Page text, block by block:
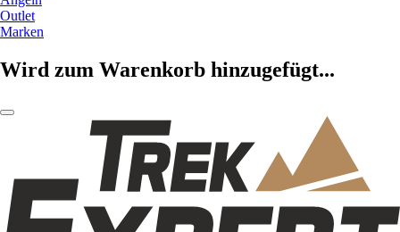
Outlet
Marken
Wird zum Warenkorb hinzugefügt...